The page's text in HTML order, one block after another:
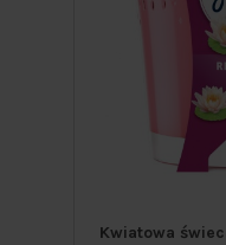
Kwiatowa